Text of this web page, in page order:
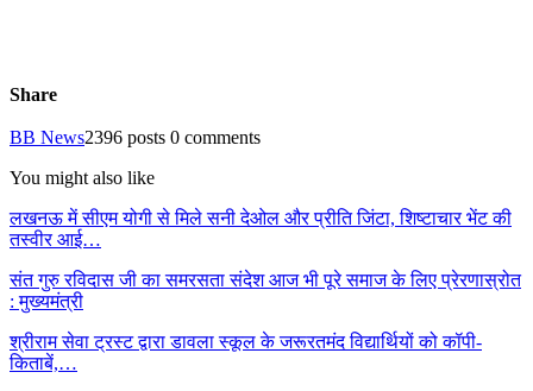
Share
BB News2396 posts 0 comments
You might also like
लखनऊ में सीएम योगी से मिले सनी देओल और प्रीति जिंटा, शिष्टाचार भेंट की
तस्वीर आई…
संत गुरु रविदास जी का समरसता संदेश आज भी पूरे समाज के लिए प्रेरणास्रोत
: मुख्यमंत्री
श्रीराम सेवा ट्रस्ट द्वारा डावला स्कूल के जरूरतमंद विद्यार्थियों को कॉपी-
किताबें,…